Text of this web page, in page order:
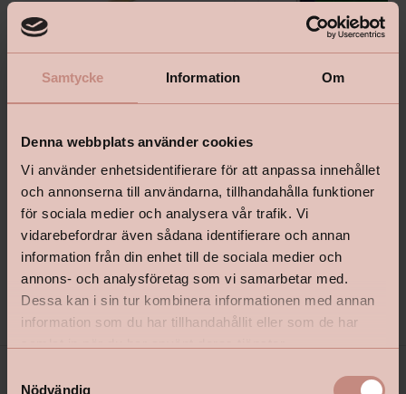
Samtycke Information Om
Denna webbplats använder cookies
Vi använder enhetsidentifierare för att anpassa innehållet
och annonserna till användarna, tillhandahålla funktioner
för sociala medier och analysera vår trafik. Vi
vidarebefordrar även sådana identifierare och annan
information från din enhet till de sociala medier och
annons- och analysföretag som vi samarbetar med.
Dessa kan i sin tur kombinera informationen med annan
information som du har tillhandahållit eller som de har
Nödvändig
Tapetlinjal Masonite 1530Mm
Pris 139 kr Pris från 199 kr